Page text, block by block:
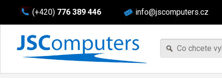
(+420) 776 389 446 info@jscomputers.cz